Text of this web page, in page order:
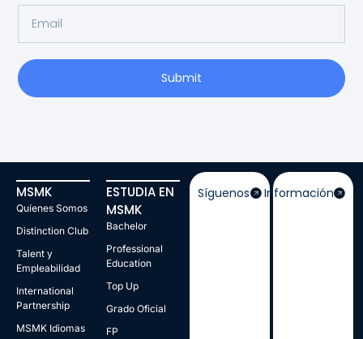
Submit
MSMK
Quíenes Somos
Distinction Club
Talent y
Empleabilidad
International
Partnership
MSMK Idiomas
ESTUDIA EN
MSMK
Bachelor
Professional
Education
Top Up
Grado Oficial
FP
Síguenos Información